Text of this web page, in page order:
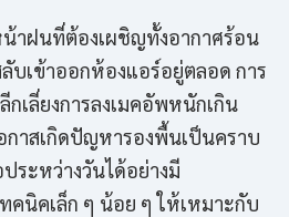
ฝนที่ต้องเผชิญทั้งอากาศร้อน
บเข้าออกห้องแอร์อยู่ตลอด การ
เลี่ยงการลงเมคอัพหนักเกิน
กาสเกิดปัญหารองพื้นเป็นคราบ
ระหว่างวันได้อย่างมี
คนิคเล็ก ๆ น้อย ๆ ให้เหมาะกับ